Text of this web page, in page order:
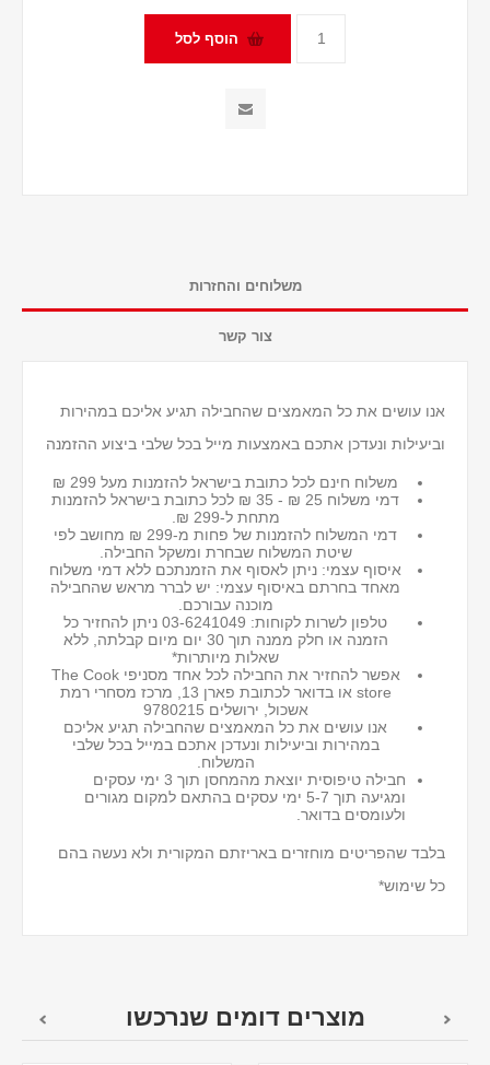
משלוחים והחזרות
צור קשר
אנו עושים את כל המאמצים שהחבילה תגיע אליכם במהירות
וביעילות ונעדכן אתכם באמצעות מייל בכל שלבי ביצוע ההזמנה
משלוח חינם לכל כתובת בישראל להזמנות מעל 299 ₪
דמי משלוח 25 ₪ - 35 ₪ לכל כתובת בישראל
להזמנות
מתחת ל-299 ₪.
דמי המשלוח להזמנות של פחות מ-299 ₪ מחושב לפי
שיטת המשלוח שבחרת ומשקל החבילה.
איסוף עצמי: ניתן לאסוף את הזמנתכם ללא דמי משלוח
מאחד בחרתם באיסוף עצמי: יש לברר מראש שהחבילה
מוכנה עבורכם.
טלפון לשרות לקוחות: 03-6241049 ניתן להחזיר כל
הזמנה או חלק ממנה תוך 30 יום מיום קבלתה, ללא
שאלות מיותרות*
אפשר להחזיר את החבילה לכל אחד מסניפי The Cook
store או בדואר לכתובת פארן 13, מרכז מסחרי רמת
אשכול, ירושלים 9780215
אנו עושים את כל המאמצים שהחבילה תגיע אליכם
במהירות וביעילות ונעדכן אתכם במייל בכל שלבי
המשלוח.
חבילה טיפוסית יוצאת מהמחסן תוך 3 ימי עסקים
ומגיעה תוך 5-7 ימי עסקים בהתאם למקום מגורים
ולעומסים בדואר.
בלבד שהפריטים מוחזרים באריזתם המקורית ולא נעשה בהם
כל שימוש*
מוצרים דומים שנרכשו